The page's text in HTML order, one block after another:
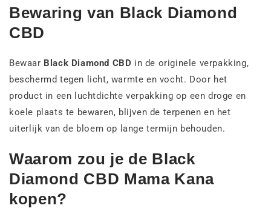
Bewaring van Black Diamond
CBD
Bewaar Black Diamond CBD in de originele verpakking,
beschermd tegen licht, warmte en vocht. Door het
product in een luchtdichte verpakking op een droge en
koele plaats te bewaren, blijven de terpenen en het
uiterlijk van de bloem op lange termijn behouden.
Waarom zou je de Black
Diamond CBD Mama Kana
kopen?